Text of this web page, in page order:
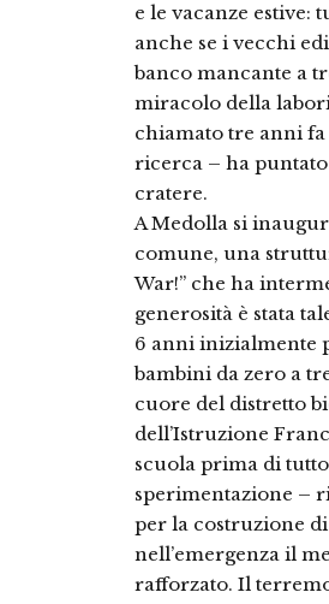
e le vacanze estive:
anche se i vecchi
banco mancante a
miracolo della
chiamato tre anni fa
ricerca – ha puntato
cratere.
A Medolla si
comune, una
War!” che ha
generosità è stata
6 anni inizialmente
bambini da zero a
cuore del distretto
dell’Istruzione
scuola prima di
sperimentazione –
per la costruzione
nell’emergenza il
rafforzato. Il